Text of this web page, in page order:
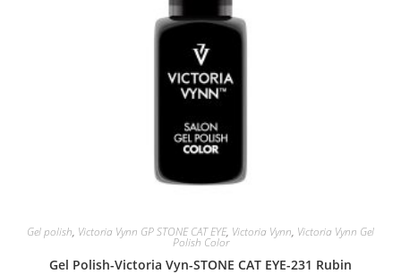
Gel polish, Victoria Vynn GP STONE CAT EYE, Victoria Vynn, Victoria Vynn Gel
Polish Color
Gel Polish-Victoria Vyn-STONE CAT EYE-231 Rubin